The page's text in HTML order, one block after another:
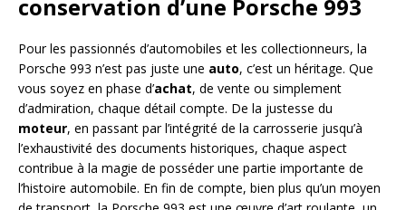
conservation d’une Porsche 993
Pour les passionnés d’automobiles et les collectionneurs, la
Porsche 993 n’est pas juste une auto, c’est un héritage. Que
vous soyez en phase d’achat, de vente ou simplement
d’admiration, chaque détail compte. De la justesse du
moteur, en passant par l’intégrité de la carrosserie jusqu’à
l’exhaustivité des documents historiques, chaque aspect
contribue à la magie de posséder une partie importante de
l’histoire automobile. En fin de compte, bien plus qu’un moyen